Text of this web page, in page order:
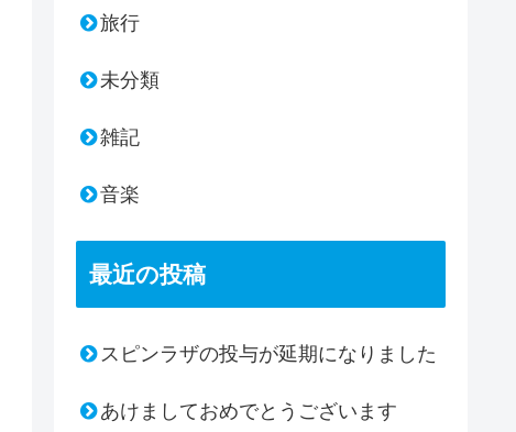
旅行
未分類
雑記
音楽
最近の投稿
スピンラザの投与が延期になりました
あけましておめでとうございます